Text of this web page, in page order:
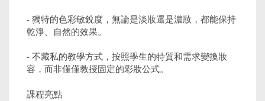
- 獨特的色彩敏銳度，無論是淡妝還是濃妝，都能保持
乾淨、自然的效果。
- 不藏私的教學方式，按照學生的特質和需求變換妝
容，而非僅僅教授固定的彩妝公式。
課程亮點